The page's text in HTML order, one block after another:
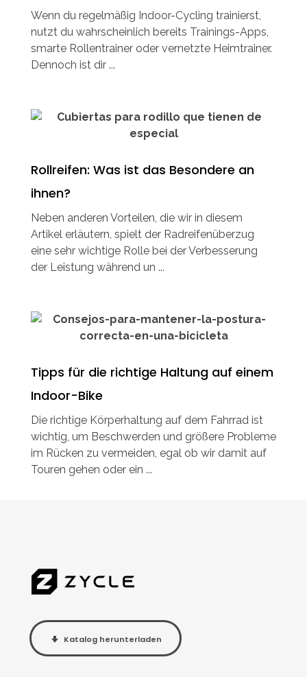
Wenn du regelmäßig Indoor-Cycling trainierst,
nutzt du wahrscheinlich bereits Trainings-Apps,
smarte Rollentrainer oder vernetzte Heimtrainer.
Dennoch ist dir ...
Rollreifen: Was ist das Besondere an
ihnen?
Neben anderen Vorteilen, die wir in diesem
Artikel erläutern, spielt der Radreifenüberzug
eine sehr wichtige Rolle bei der Verbesserung
der Leistung während un ...
Tipps für die richtige Haltung auf einem
Indoor-Bike
Die richtige Körperhaltung auf dem Fahrrad ist
wichtig, um Beschwerden und größere Probleme
im Rücken zu vermeiden, egal ob wir damit auf
Touren gehen oder ein ...
Katalog herunterladen